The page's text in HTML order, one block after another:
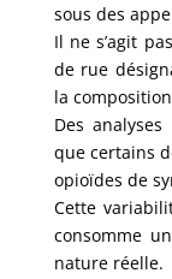
sous des
Il ne s’agit
de rue
la
Des
que certains
opioïdes de
Cette
consomme
nature réelle.